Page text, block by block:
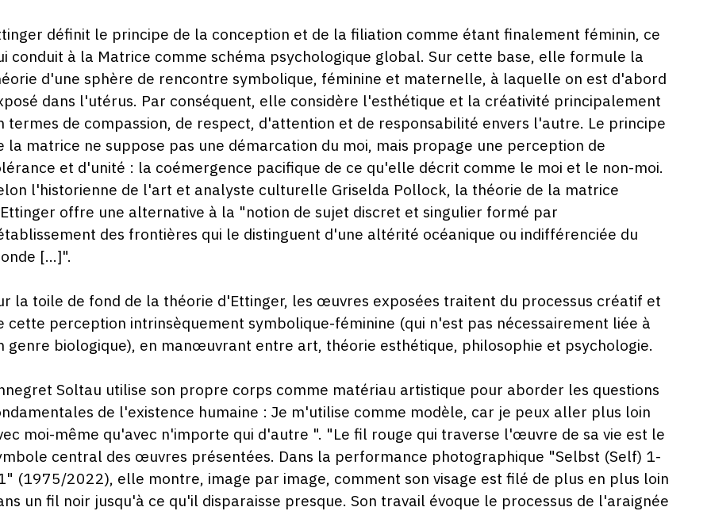
définit le principe de la conception et de la filiation comme étant finalement féminin, ce
conduit à la Matrice comme schéma psychologique global. Sur cette base, elle formule la
d'une sphère de rencontre symbolique, féminine et maternelle, à laquelle on est d'abord
dans l'utérus. Par conséquent, elle considère l'esthétique et la créativité principalement
termes de compassion, de respect, d'attention et de responsabilité envers l'autre. Le principe
la matrice ne suppose pas une démarcation du moi, mais propage une perception de
et d'unité : la coémergence pacifique de ce qu'elle décrit comme le moi et le non-moi.
l'historienne de l'art et analyste culturelle Griselda Pollock, la théorie de la matrice
offre une alternative à la "notion de sujet discret et singulier formé par
des frontières qui le distinguent d'une altérité océanique ou indifférenciée du
[...]".
la toile de fond de la théorie d'Ettinger, les œuvres exposées traitent du processus créatif et
cette perception intrinsèquement symbolique-féminine (qui n'est pas nécessairement liée à
genre biologique), en manœuvrant entre art, théorie esthétique, philosophie et psychologie.
Soltau utilise son propre corps comme matériau artistique pour aborder les questions
de l'existence humaine : Je m'utilise comme modèle, car je peux aller plus loin
moi-même qu'avec n'importe qui d'autre ". "Le fil rouge qui traverse l'œuvre de sa vie est le
central des œuvres présentées. Dans la performance photographique "Selbst (Self) 1-
(1975/2022), elle montre, image par image, comment son visage est filé de plus en plus loin
un fil noir jusqu'à ce qu'il disparaisse presque. Son travail évoque le processus de l'araignée